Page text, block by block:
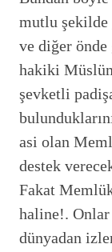
mutlu şekilde
ve diğer önde
hakiki
şevketli
asi olan
destek
Fakat
haline!.
dünyadan